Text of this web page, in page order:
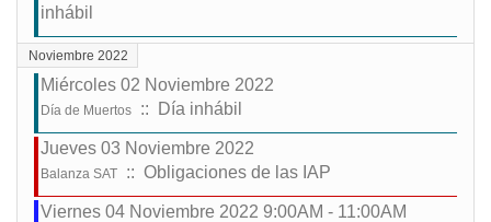
inhábil
Noviembre 2022
Miércoles 02 Noviembre 2022
Día de Muertos :: Día inhábil
Jueves 03 Noviembre 2022
Balanza SAT :: Obligaciones de las IAP
Viernes 04 Noviembre 2022 9:00AM - 11:00AM